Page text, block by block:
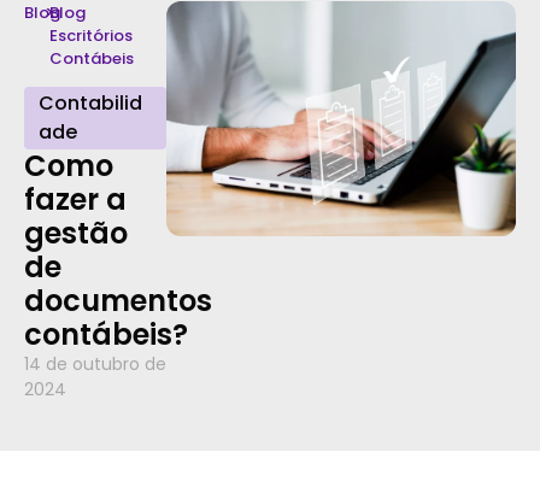
Blog
>Blog
Escritórios
Contábeis
Contabilid
ade
Como
fazer a
gestão
de
documentos
contábeis?
14 de outubro de
2024